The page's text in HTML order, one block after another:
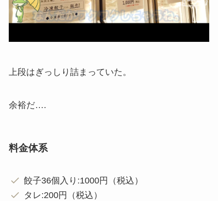
上段はぎっしり詰まっていた。
余裕だ….
料金体系
餃子36個入り:1000円（税込）
タレ:200円（税込）